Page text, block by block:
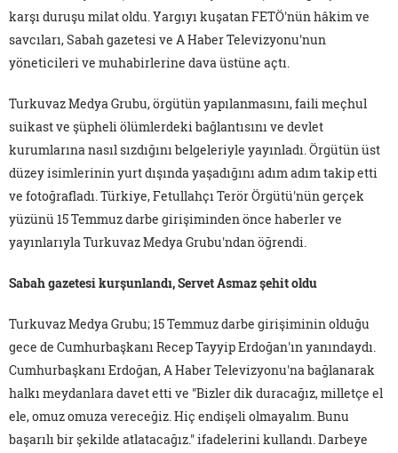
karşı duruşu milat oldu. Yargıyı kuşatan FETÖ'nün hâkim ve
savcıları, Sabah gazetesi ve A Haber Televizyonu'nun
yöneticileri ve muhabirlerine dava üstüne açtı.
Turkuvaz Medya Grubu, örgütün yapılanmasını, faili meçhul
suikast ve şüpheli ölümlerdeki bağlantısını ve devlet
kurumlarına nasıl sızdığını belgeleriyle yayınladı. Örgütün üst
düzey isimlerinin yurt dışında yaşadığını adım adım takip etti
ve fotoğrafladı. Türkiye, Fetullahçı Terör Örgütü'nün gerçek
yüzünü 15 Temmuz darbe girişiminden önce haberler ve
yayınlarıyla Turkuvaz Medya Grubu'ndan öğrendi.
Sabah gazetesi kurşunlandı, Servet Asmaz şehit oldu
Turkuvaz Medya Grubu; 15 Temmuz darbe girişiminin olduğu
gece de Cumhurbaşkanı Recep Tayyip Erdoğan'ın yanındaydı.
Cumhurbaşkanı Erdoğan, A Haber Televizyonu'na bağlanarak
halkı meydanlara davet etti ve "Bizler dik duracağız, milletçe el
ele, omuz omuza vereceğiz. Hiç endişeli olmayalım. Bunu
başarılı bir şekilde atlatacağız." ifadelerini kullandı. Darbeye